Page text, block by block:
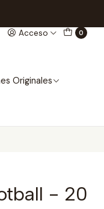
Acceso 0
Originales
- 20